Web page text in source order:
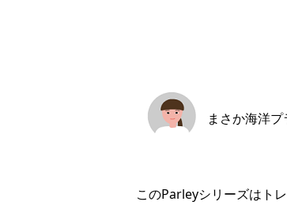
まさか海洋
このParleyシリーズはト